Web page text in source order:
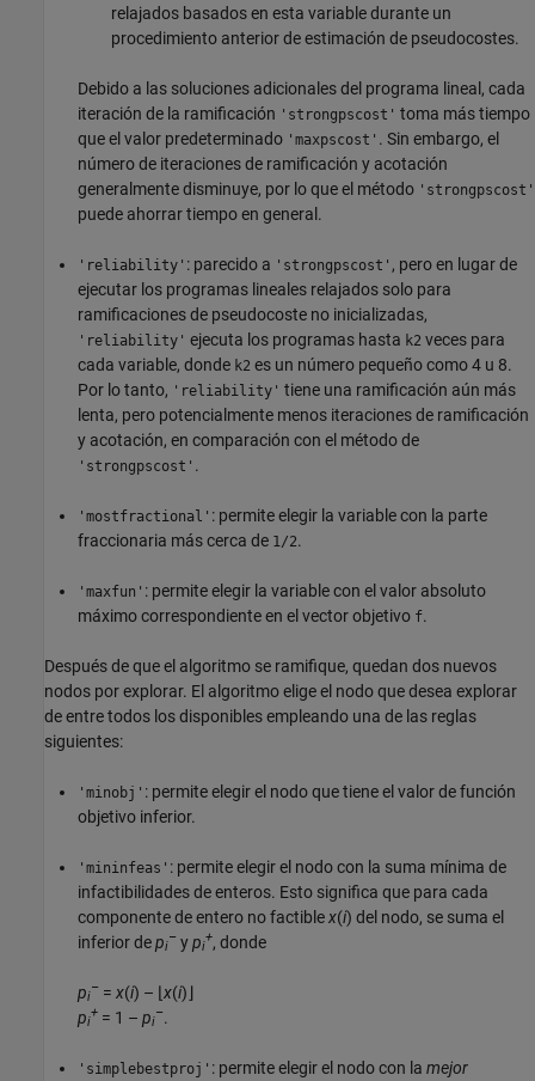
relajados basados en esta variable durante un
procedimiento anterior de estimación de pseudocostes.
Debido a las soluciones adicionales del programa lineal, cada
iteración de la ramificación 'strongpscost' toma más tiempo
que el valor predeterminado 'maxpscost' . Sin embargo, el
número de iteraciones de ramificación y acotación
generalmente disminuye, por lo que el método 'strongpscost'
puede ahorrar tiempo en general.
'reliability' : parecido a 'strongpscost' , pero en lugar de
ejecutar los programas lineales relajados solo para
ramificaciones de pseudocoste no inicializadas,
'reliability' ejecuta los programas hasta k2 veces para
cada variable, donde k2 es un número pequeño como 4 u 8.
Por lo tanto, 'reliability' tiene una ramificación aún más
lenta, pero potencialmente menos iteraciones de ramificación
y acotación, en comparación con el método de
'strongpscost' .
'mostfractional' : permite elegir la variable con la parte
fraccionaria más cerca de 1/2.
'maxfun' : permite elegir la variable con el valor absoluto
máximo correspondiente en el vector objetivo f.
Después de que el algoritmo se ramifique, quedan dos nuevos
nodos por explorar. El algoritmo elige el nodo que desea explorar
de entre todos los disponibles empleando una de las reglas
siguientes:
'minobj' : permite elegir el nodo que tiene el valor de función
objetivo inferior.
'mininfeas' : permite elegir el nodo con la suma mínima de
infactibilidades de enteros. Esto significa que para cada
componente de entero no factiblex(i) del nodo, se suma el
inferior depi
– ypi
+, donde
pi
– = x(i) – ⌊x(i)⌋
pi
+ = 1 – pi
–.
'simplebestproj' : permite elegir el nodo con la mejor